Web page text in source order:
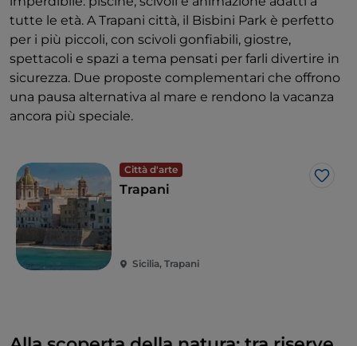
tutte le età. A Trapani città, il Bisbini Park è perfetto
per i più piccoli, con scivoli gonfiabili, giostre,
spettacoli e spazi a tema pensati per farli divertire in
sicurezza. Due proposte complementari che offrono
una pausa alternativa al mare e rendono la vacanza
ancora più speciale.
Città d'arte
Like
Trapani
Sicilia, Trapani